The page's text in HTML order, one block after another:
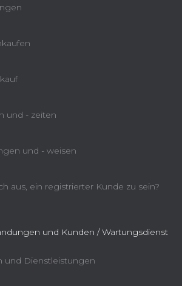
und - zeiten
und - weisen
aus, ein registrierter Kunde zu sein?
und Kunden / Wartungsdienst
und Dienstleistungen